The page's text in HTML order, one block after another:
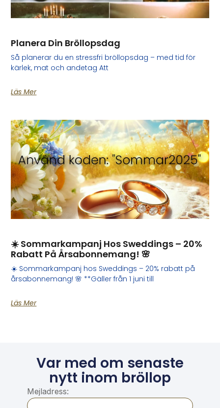
Planera Din Bröllopsdag
Så planerar du en stressfri bröllopsdag – med tid för
kärlek, mat och andetag Att
Läs Mer
☀️ Sommarkampanj Hos Sweddings – 20%
Rabatt På Årsabonnemang! 🌸
☀️ Sommarkampanj hos Sweddings – 20% rabatt på
årsabonnemang! 🌸 **Gäller från 1 juni till
Läs Mer
Var med om senaste
nytt inom bröllop
Mejladress: